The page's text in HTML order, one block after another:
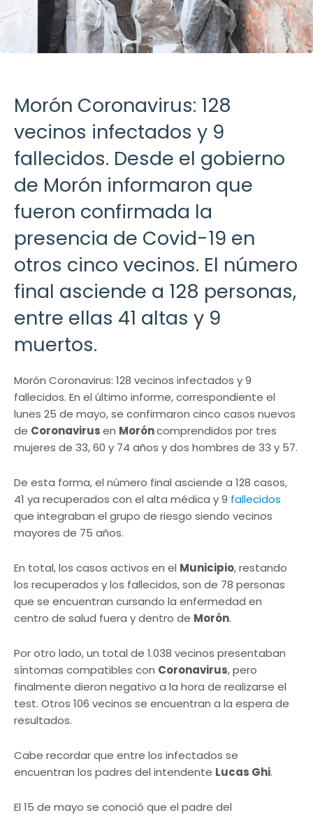
Morón Coronavirus: 128
vecinos infectados y 9
fallecidos. Desde el gobierno
de Morón informaron que
fueron confirmada la
presencia de Covid-19 en
otros cinco vecinos. El número
final asciende a 128 personas,
entre ellas 41 altas y 9
muertos.
Morón Coronavirus: 128 vecinos infectados y 9
fallecidos. En el último informe, correspondiente el
lunes 25 de mayo, se confirmaron cinco casos nuevos
de Coronavirusen Moróncomprendidos por tres
mujeres de 33, 60 y 74 años y dos hombres de 33 y 57.
De esta forma, el número final asciende a 128 casos,
41 ya recuperados con el alta médica y 9 fallecidos
que integraban el grupo de riesgo siendo vecinos
mayores de 75 años.
En total, los casos activos en el Municipio, restando
los recuperados y los fallecidos, son de 78 personas
que se encuentran cursando la enfermedad en
centro de salud fuera y dentro de Morón.
Por otro lado, un total de 1.038 vecinos presentaban
síntomas compatibles con Coronavirus, pero
finalmente dieron negativo a la hora de realizarse el
test. Otros 106 vecinos se encuentran a la espera de
resultados.
Cabe recordar que entre los infectados se
encuentran los padres del intendente Lucas Ghi.
El 15 de mayo se conoció que el padre del